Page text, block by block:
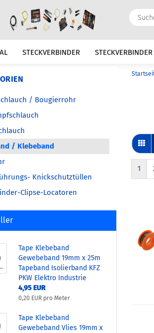
STECKVERBINDER
BATTERIE /
ERSATZTEILBEDARFE
1
/ Bougierrohr
/ Klebeband
Knickschutztüllen
Clipse-Locatoren
Tape Klebeband
Gewebeband 19mm x 25m
Tapeband Isolierband KFZ
PKW Elektro Industrie
4,95 EUR
0,20 EUR pro Meter
Tape Klebeband
Gewebeband Vlies 19mm x